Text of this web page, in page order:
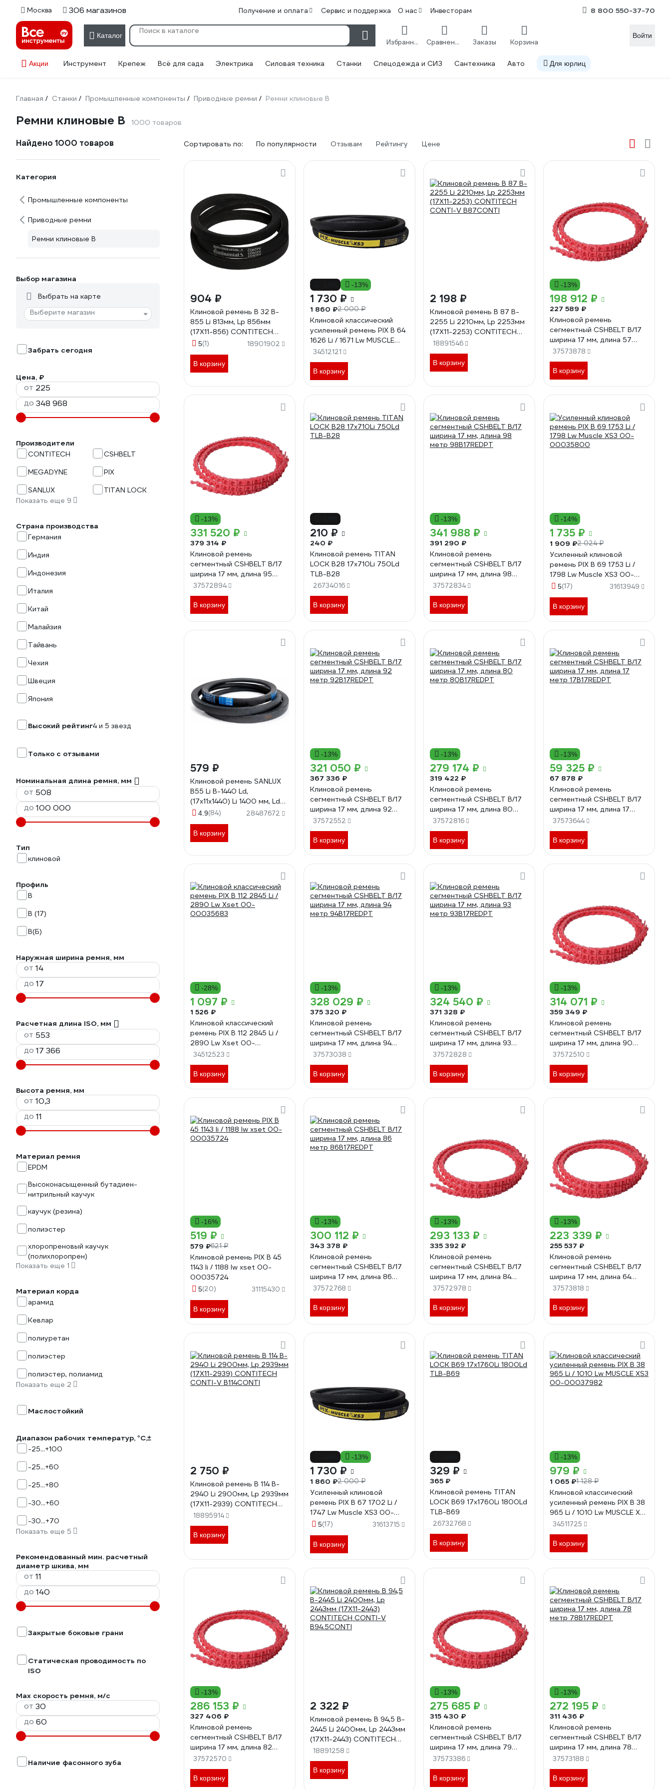
Москва 306 магазинов Получение и оплата Сервис и поддержка О нас Инвесторам 8 800 550-37-70
Каталог
Избранное Сравнение Заказы Корзина
Войти
Акции Инструмент Крепеж Всё для сада Электрика Силовая техника Станки Спецодежда и СИЗ Сантехника Авто Для юрлиц
Главная / Станки / Промышленные компоненты / Приводные ремни / Ремни клиновые B
Ремни клиновые B 1000 товаров
Найдено 1000 товаров
Категория
Промышленные компоненты
Приводные ремни
Ремни клиновые B
Выбор магазина
Выбрать на карте
Выберите магазин
Забрать сегодня
Цена, ₽
от
до
Производители
CONTITECH
CSHBELT
MEGADYNE
PIX
SANLUX
TITAN LOCK
Показать еще 9
Страна производства
Германия
Индия
Индонезия
Италия
Китай
Малайзия
Тайвань
Чехия
Швеция
Япония
Высокий рейтинг4 и 5 звезд
Только с отзывами
Номинальная длина ремня, мм
от
до
Тип
клиновой
Профиль
B
В (17)
В(Б)
Наружная ширина ремня, мм
от
до
Расчетная длина ISO, мм
от
до
Высота ремня, мм
от
до
Материал ремня
EPDM
Высоконасыщенный бутадиен-
нитрильный каучук
каучук (резина)
полиэстер
хлоропреновый каучук
(полихлоропрен)
Показать еще 1
Материал корда
арамид
Кевлар
полиуретан
полиэстер
полиэстер, полиамид
Показать еще 2
Маслостойкий
Диапазон рабочих температур, °C,±
-25...+100
-25...+60
-25...+80
-30...+60
-30...+70
Показать еще 5
Рекомендованный мин. расчетный
диаметр шкива, мм
от
до
Закрытые боковые грани
Статическая проводимость по
ISO
Max скорость ремня, м/с
от
до
Наличие фасонного зуба
Сортировать по: По популярности Отзывам Рейтингу Цене
904 ₽
Клиновой ремень B 32 B-
855 Li 813мм, Lp 856мм
(17X11-856) CONTITECH
CONTI-V B32CONTI
5(1) 18901902
В корзину
-13%
1 730 ₽
1 860 ₽2 000 ₽
Клиновой классический
усиленный ремень PIX B 64
1626 Li / 1671 Lw MUSCLE
XS3 00-00037991
34512121
В корзину
2 198 ₽
Клиновой ремень B 87 B-
2255 Li 2210мм, Lp 2253мм
(17X11-2253) CONTITECH
CONTI-V B87CONTI
18891546
В корзину
-13%
198 912 ₽
227 589 ₽
Клиновой ремень
сегментный CSHBELT B/17
ширина 17 мм, длина 57
метр 57B17REDPT
37573878
В корзину
-13%
331 520 ₽
379 314 ₽
Клиновой ремень
сегментный CSHBELT B/17
ширина 17 мм, длина 95
метр 95B17REDPT
37572894
В корзину
210 ₽
240 ₽
Клиновой ремень TITAN
LOCK B28 17x710Li 750Ld
TLB-B28
26734016
В корзину
-13%
341 988 ₽
391 290 ₽
Клиновой ремень
сегментный CSHBELT B/17
ширина 17 мм, длина 98
метр 98B17REDPT
37572834
В корзину
-14%
1 735 ₽
1 909 ₽2 024 ₽
Усиленный клиновой
ремень PIX B 69 1753 Li /
1798 Lw Muscle XS3 00-
00035800
5(17) 31613949
В корзину
579 ₽
Клиновой ремень SANLUX
B55 Li B-1440 Ld,
(17x11x1440) Li 1400 мм, Ld
1443 мм EXtra, B55SANEX
4.9(84) 28487672
В корзину
-13%
321 050 ₽
367 336 ₽
Клиновой ремень
сегментный CSHBELT B/17
ширина 17 мм, длина 92
метр 92B17REDPT
37572552
В корзину
-13%
279 174 ₽
319 422 ₽
Клиновой ремень
сегментный CSHBELT B/17
ширина 17 мм, длина 80
метр 80B17REDPT
37572816
В корзину
-13%
59 325 ₽
67 878 ₽
Клиновой ремень
сегментный CSHBELT B/17
ширина 17 мм, длина 17
метр 17B17REDPT
37573644
В корзину
-28%
1 097 ₽
1 526 ₽
Клиновой классический
ремень PIX B 112 2845 Li /
2890 Lw Xset 00-
00035683
34512523
В корзину
-13%
328 029 ₽
375 320 ₽
Клиновой ремень
сегментный CSHBELT B/17
ширина 17 мм, длина 94
метр 94B17REDPT
37573038
В корзину
-13%
324 540 ₽
371 328 ₽
Клиновой ремень
сегментный CSHBELT B/17
ширина 17 мм, длина 93
метр 93B17REDPT
37572828
В корзину
-13%
314 071 ₽
359 349 ₽
Клиновой ремень
сегментный CSHBELT B/17
ширина 17 мм, длина 90
метр 90B17REDPT
37572510
В корзину
-16%
519 ₽
579 ₽621 ₽
Клиновой ремень PIX B 45
1143 li / 1188 lw xset 00-
00035724
5(20) 31115430
В корзину
-13%
300 112 ₽
343 378 ₽
Клиновой ремень
сегментный CSHBELT B/17
ширина 17 мм, длина 86
метр 86B17REDPT
37572768
В корзину
-13%
293 133 ₽
335 392 ₽
Клиновой ремень
сегментный CSHBELT B/17
ширина 17 мм, длина 84
метр 84B17REDPT
37572978
В корзину
-13%
223 339 ₽
255 537 ₽
Клиновой ремень
сегментный CSHBELT B/17
ширина 17 мм, длина 64
метр 64B17REDPT
37573818
В корзину
2 750 ₽
Клиновой ремень B 114 B-
2940 Li 2900мм, Lp 2939мм
(17X11-2939) CONTITECH
CONTI-V B114CONTI
18895914
В корзину
-13%
1 730 ₽
1 860 ₽2 000 ₽
Усиленный клиновой
ремень PIX B 67 1702 Li /
1747 Lw Muscle XS3 00-
00037994
5(17) 31613715
В корзину
329 ₽
365 ₽
Клиновой ремень TITAN
LOCK B69 17x1760Li 1800Ld
TLB-B69
26732768
В корзину
-13%
979 ₽
1 065 ₽1 128 ₽
Клиновой классический
усиленный ремень PIX B 38
965 Li / 1010 Lw MUSCLE XS3
00-00037982
34511725
В корзину
-13%
286 153 ₽
327 406 ₽
Клиновой ремень
сегментный CSHBELT B/17
ширина 17 мм, длина 82
метр 82B17REDPT
37572570
В корзину
2 322 ₽
Клиновой ремень B 94,5 B-
2445 Li 2400мм, Lp 2443мм
(17X11-2443) CONTITECH
CONTI-V B94.5CONTI
18891258
В корзину
-13%
275 685 ₽
315 430 ₽
Клиновой ремень
сегментный CSHBELT B/17
ширина 17 мм, длина 79
метр 79B17REDPT
37573386
В корзину
-13%
272 195 ₽
311 436 ₽
Клиновой ремень
сегментный CSHBELT B/17
ширина 17 мм, длина 78
метр 78B17REDPT
37573188
В корзину